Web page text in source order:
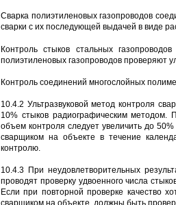
Сварка полиэтиленовых газопроводов
сварки с их последующей выдачей в виде
Контроль стыков стальных
полиэтиленовых газопроводов проверяют
Контроль соединений многослойных
10.4.2 Ультразвуковой метод контроля
10% стыков радиографическим методом.
объем контроля следует увеличить до
сварщиком на объекте в течение
контролю.
10.4.3 При неудовлетворительных
проводят проверку удвоенного числа
Если при повторной проверке качество